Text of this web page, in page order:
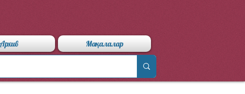
Архив Мақалалар